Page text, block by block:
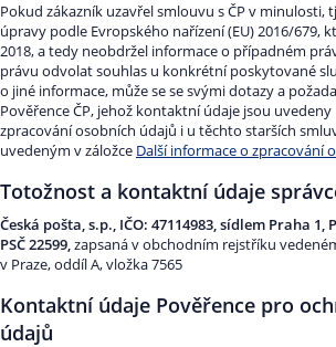
Pokud zákazník uzavřel smlouvu s ČP v minulosti,
úpravy podle Evropského nařízení (EU) 2016/679,
2018, a tedy neobdržel informace o případném
právu odvolat souhlas u konkrétní poskytované
o jiné informace, může se se svými dotazy a
Pověřence ČP, jehož kontaktní údaje jsou
zpracování osobních údajů i u těchto starších
uvedeným v záložce Další informace o zpracování
Totožnost a kontaktní údaje
Česká pošta, s.p., IČO: 47114983, sídlem Praha 1,
PSČ 22599,zapsaná v obchodním rejstříku
v Praze, oddíl A, vložka 7565
Kontaktní údaje Pověřence pro
údajů